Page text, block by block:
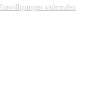
Einwilligungen widerrufen